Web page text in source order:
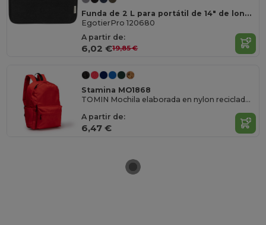
Funda de 2 L para portátil de 14" de lona reciclada GRS "Joey"
EgotierPro 120680
A partir de:
6,02 €19,85 €
Stamina MO1868
TOMIN Mochila elaborada en nylon reciclado 420D
A partir de:
6,47 €